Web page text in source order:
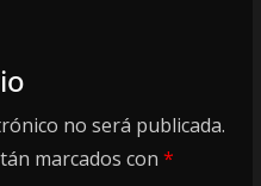
no será publicada.
marcados con *